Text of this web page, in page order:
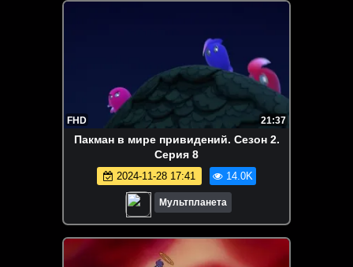
FHD 21:37
Пакман в мире привидений. Сезон 2.
Серия 8
2024-11-28 17:41 14.0K
Мультпланета